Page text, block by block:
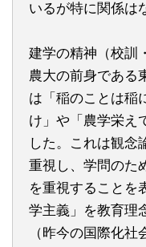
いるが特に関係は
建学の精神（校訓
農大の前身である
は「稲のことは稲
け」や「農学栄え
した。これは観念
重視し、学問のた
を重視することを
学主義」を教育理
（昨今の国際化